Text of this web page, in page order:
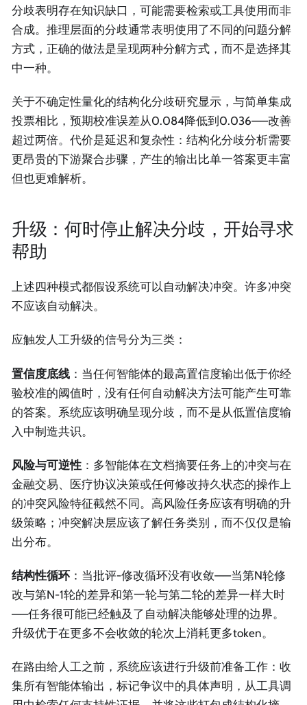
分歧表明存在知识缺口，可能需要检索或工具使用而非
合成。推理层面的分歧通常表明使用了不同的问题分解
方式，正确的做法是呈现两种分解方式，而不是选择其
中一种。
关于不确定性量化的结构化分歧研究显示，与简单集成
投票相比，预期校准误差从0.084降低到0.036——改善
超过两倍。代价是延迟和复杂性：结构化分歧分析需要
更昂贵的下游聚合步骤，产生的输出比单一答案更丰富
但也更难解析。
升级：何时停止解决分歧，开始寻求
帮助
上述四种模式都假设系统可以自动解决冲突。许多冲突
不应该自动解决。
应触发人工升级的信号分为三类：
置信度底线 ：当任何智能体的最高置信度输出低于你经
验校准的阈值时，没有任何自动解决方法可能产生可靠
的答案。系统应该明确呈现分歧，而不是从低置信度输
入中制造共识。
风险与可逆性 ：多智能体在文档摘要任务上的冲突与在
金融交易、医疗协议决策或任何修改持久状态的操作上
的冲突风险特征截然不同。高风险任务应该有明确的升
级策略；冲突解决层应该了解任务类别，而不仅仅是输
出分布。
结构性循环：当批评-修改循环没有收敛——当第N轮修
改与第N-1轮的差异和第一轮与第二轮的差异一样大时
——任务很可能已经触及了自动解决能够处理的边界。
升级优于在更多不会收敛的轮次上消耗更多token。
在路由给人工之前，系统应该进行升级前准备工作：收
集所有智能体输出，标记争议中的具体声明，从工具调